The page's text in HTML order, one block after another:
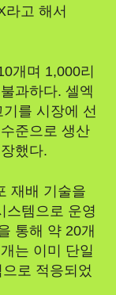
고 해서
개며 1,000리
과하다. 셀엑
를 시장에 선
준으로 생산
했다.
재배 기술을
스템으로 운영
통해 약 20개
는 이미 단일
로 적응되었